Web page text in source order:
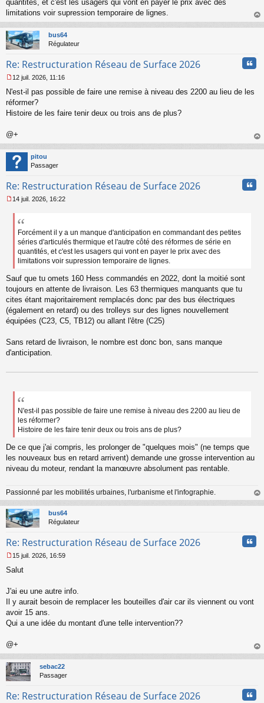
quantités, et c'est les usagers qui vont en payer le prix avec des
limitations voir supression temporaire de lignes.
au
bus64
Régulateur
Re: Restructuration Réseau de Surface 2026
e
s
s
e
n
o
n
l
12 juil. 2026, 11:16
N'est-il pas possible de faire une remise à niveau des 2200 au lieu de les
réformer?
Histoire de les faire tenir deux ou trois ans de plus?
@+
au
pitou
Passager
Re: Restructuration Réseau de Surface 2026
e
n
o
l
u
14 juil. 2026, 16:22
Forcément il y a un manque d'anticipation en commandant des petites
séries d'articulés thermique et l'autre côté des réformes de série en
quantités, et c'est les usagers qui vont en payer le prix avec des
limitations voir supression temporaire de lignes.
Sauf que tu omets 160 Hess commandés en 2022, dont la moitié sont
toujours en attente de livraison. Les 63 thermiques manquants que tu
cites étant majoritairement remplacés donc par des bus électriques
(également en retard) ou des trolleys sur des lignes nouvellement
équipées (C23, C5, TB12) ou allant l'être (C25)
Sans retard de livraison, le nombre est donc bon, sans manque
d'anticipation.
N'est-il pas possible de faire une remise à niveau des 2200 au lieu de
les réformer?
Histoire de les faire tenir deux ou trois ans de plus?
De ce que j'ai compris, les prolonger de "quelques mois" (ne temps que
les nouveaux bus en retard arrivent) demande une grosse intervention au
niveau du moteur, rendant la manœuvre absolument pas rentable.
Passionné par les mobilités urbaines, l'urbanisme et l'infographie.
au
bus64
Régulateur
Re: Restructuration Réseau de Surface 2026
e
s
g
e
n
n
u
15 juil. 2026, 16:59
Salut
J'ai eu une autre info.
Il y aurait besoin de remplacer les bouteilles d'air car ils viennent ou vont
avoir 15 ans.
Qui a une idée du montant d'une telle intervention??
@+
au
sebac22
Passager
Re: Restructuration Réseau de Surface 2026